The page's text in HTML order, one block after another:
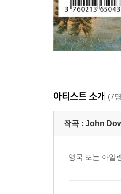
아티스트 소개 (7
작곡 : John
영국 또는 아일